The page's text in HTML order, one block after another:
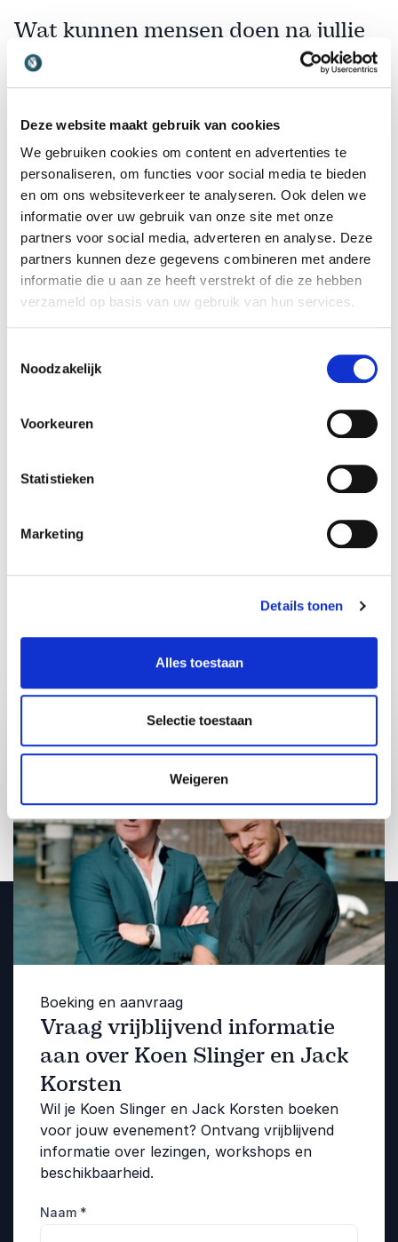
Deze website maakt gebruik van cookies
We gebruiken cookies om content en advertenties te
personaliseren, om functies voor social media te bieden
en om ons websiteverkeer te analyseren. Ook delen we
informatie over uw gebruik van onze site met onze
partners voor social media, adverteren en analyse. Deze
partners kunnen deze gegevens combineren met andere
informatie die u aan ze heeft verstrekt of die ze hebben
verzameld op basis van uw gebruik van hun services.
Noodzakelijk
Voorkeuren
Statistieken
Marketing
Details tonen
Alles toestaan
Selectie toestaan
Weigeren
Wat kunnen mensen doen na jullie
lezing of workshop?
Koen: “Deelnemers vertrekken niet alleen met
aan demo’s, een eerste roadmap of direct
bruikbare AI-tools.”
Jack: “En misschien nog belangrijker: ze gaan
weg met energie en overtuiging. Ze hebben
ervaren dat AI werkt, dat het leuk is en dat ze er
zelf mee verder kunnen. Dat maakt het verschil.”
Boek Koen Slinger & Jack Korsten
Wil je Koen Slinger en Jack Korsten uitnodigen
congres, leiderschapssessie of een teamdag: hun
duo-formule zorgt voor maximale impact. Met
hun energie, ervaring en unieke dynamiek laten zij
zien hoe AI strategie en praktijk samenbrengt.
Boeking en aanvraag
Vraag vrijblijvend informatie
aan over Koen Slinger en Jack
Korsten
Wil je Koen Slinger en Jack Korsten boeken
voor jouw evenement? Ontvang vrijblijvend
informatie over lezingen, workshops en
beschikbaarheid.
Naam *